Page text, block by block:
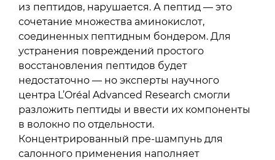
из пептидов, нарушается. А пептид — это
сочетание множества аминокислот,
соединенных пептидным бондером. Для
устранения повреждений простого
восстановления пептидов будет
недостаточно — но эксперты научного
центра L’Oréal Advanced Research смогли
разложить пептиды и ввести их компоненты
в волокно по отдельности.
Концентрированный пре-шампунь для
салонного применения наполняет